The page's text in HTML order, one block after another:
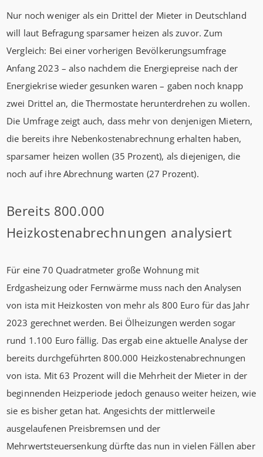
Nur noch weniger als ein Drittel der Mieter in Deutschland
will laut Befragung sparsamer heizen als zuvor. Zum
Vergleich: Bei einer vorherigen Bevölkerungsumfrage
Anfang 2023 – also nachdem die Energiepreise nach der
Energiekrise wieder gesunken waren – gaben noch knapp
zwei Drittel an, die Thermostate herunterdrehen zu wollen.
Die Umfrage zeigt auch, dass mehr von denjenigen Mietern,
die bereits ihre Nebenkostenabrechnung erhalten haben,
sparsamer heizen wollen (35 Prozent), als diejenigen, die
noch auf ihre Abrechnung warten (27 Prozent).
Bereits 800.000
Heizkostenabrechnungen analysiert
Für eine 70 Quadratmeter große Wohnung mit
Erdgasheizung oder Fernwärme muss nach den Analysen
von ista mit Heizkosten von mehr als 800 Euro für das Jahr
2023 gerechnet werden. Bei Ölheizungen werden sogar
rund 1.100 Euro fällig. Das ergab eine aktuelle Analyse der
bereits durchgeführten 800.000 Heizkostenabrechnungen
von ista. Mit 63 Prozent will die Mehrheit der Mieter in der
beginnenden Heizperiode jedoch genauso weiter heizen, wie
sie es bisher getan hat. Angesichts der mittlerweile
ausgelaufenen Preisbremsen und der
Mehrwertsteuersenkung dürfte das nun in vielen Fällen aber